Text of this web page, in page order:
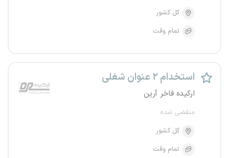
کل کشور
تمام وقت
استخدام ۲ عنوان شغلی
ارکیده فاخر آرین
منقضی شده
کل کشور
تمام وقت